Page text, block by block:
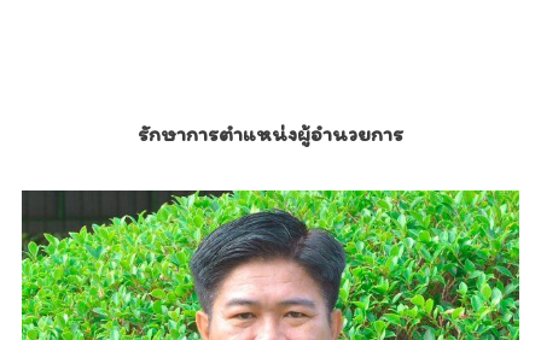
รักษาการตำแหน่งผู้อำนวยการ